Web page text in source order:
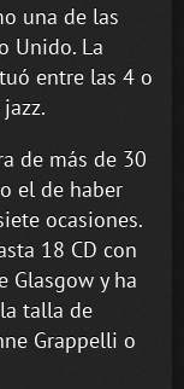
una de las
Unido. La
entre las 4 o
de más de 30
el de haber
ocasiones.
18 CD con
Glasgow y ha
talla de
Grappelli o